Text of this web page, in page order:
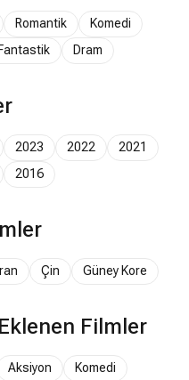
Romantik
Komedi
Fantastik Dram
2023 2022
2021
2016
Çin Güney Kore
Filmler
Aksiyon
Komedi